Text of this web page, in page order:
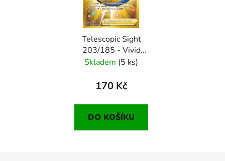
Telescopic Sight
203/185 - Vivid
Voltage
Skladem (5 ks)
170 Kč
DO KOŠÍKU